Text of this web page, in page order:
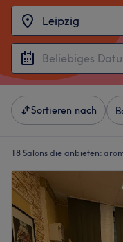
Sortieren nach
18 Salons die anbieten: